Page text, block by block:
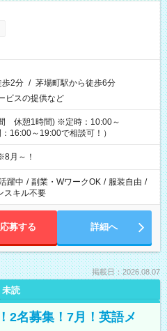
歩2分 / 茅場町駅から徒歩6分
ビスの提供など
休憩1時間) ※定時：10:00～
16:00～19:00で相談可！）
月～！
躍中 / 副業・WワークOK / 服装自由 /
スキル不要
応募する 詳細へ
掲載日：2026.08.07
未読
2名募集！7月！英語メ